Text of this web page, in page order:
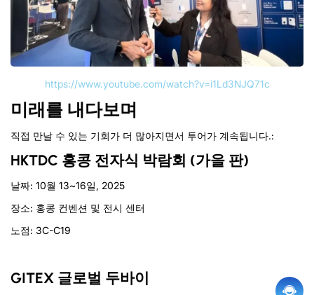
https://www.youtube.com/watch?v=i1Ld3NJQ71c
미래를 내다보며
직접 만날 수 있는 기회가 더 많아지면서 투어가 계속됩니다.:
HKTDC 홍콩 전자식 박람회 (가을 판)
날짜: 10월 13~16일, 2025
장소: 홍콩 컨벤션 및 전시 센터
노점: 3C-C19
GITEX 글로벌 두바이